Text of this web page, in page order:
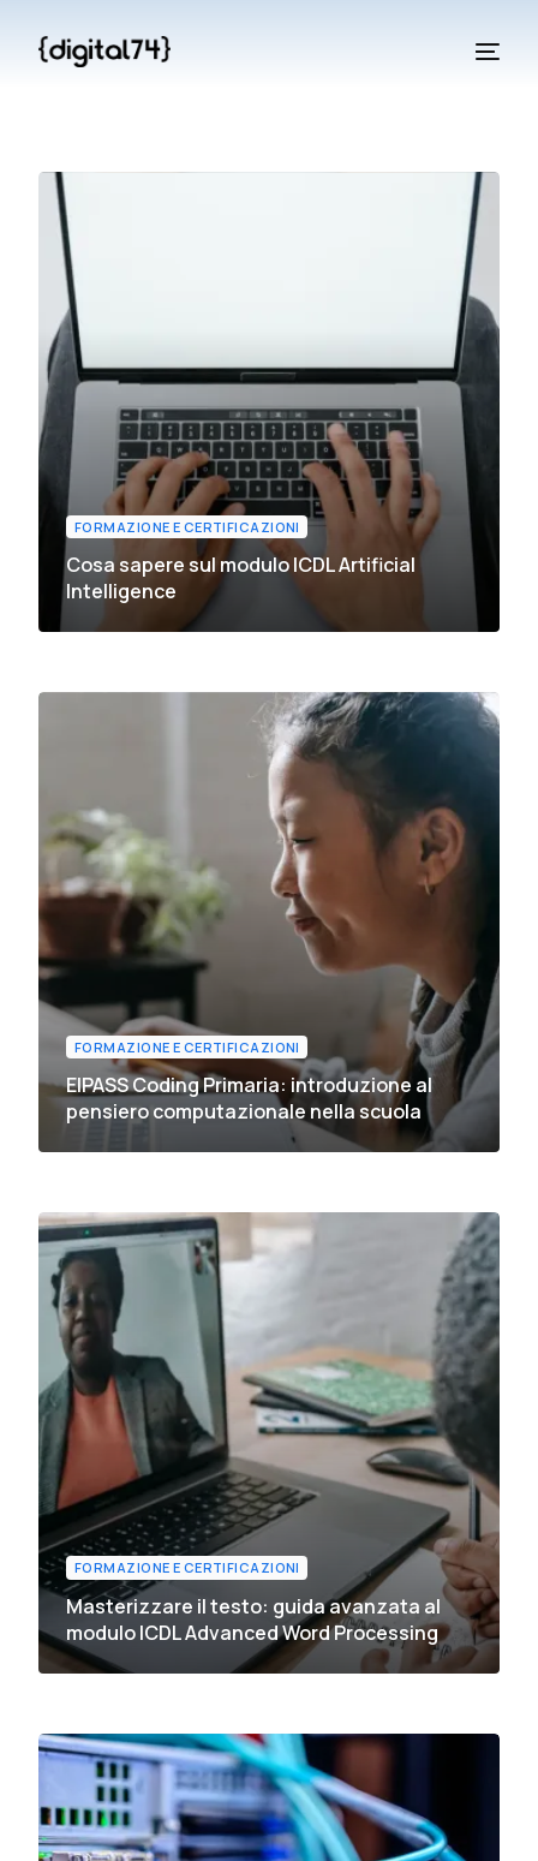
FORMAZIONE E CERTIFICAZIONI
Cosa sapere sul modulo ICDL Artificial
Intelligence
FORMAZIONE E CERTIFICAZIONI
EIPASS Coding Primaria: introduzione al
pensiero computazionale nella scuola
FORMAZIONE E CERTIFICAZIONI
Masterizzare il testo: guida avanzata al
modulo ICDL Advanced Word Processing